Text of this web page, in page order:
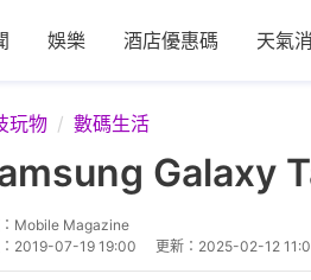
娛樂 酒店優惠碼 天氣
玩物 數碼生活
Galaxy
Mobile Magazine
2019-07-19 19:00 更新： 2025-02-12